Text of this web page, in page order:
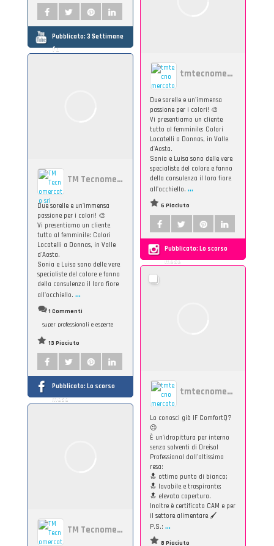
Pubblicato: 3 Settimane
fa
tmtecnomercato
Due sorelle e un'immensa
passione per i colori! 🎨
Vi presentiamo un cliente
tutto al femminile: Colori
Locatelli a Donnas, in Valle
d'Aosta.
Sonia e Luisa sono delle vere
specialiste del colore e fanno
della consulenza il loro fiore
all'occhiello. ...
6 Piaciuto
Pubblicato: Lo scorso
mese
TM Tecnomercato srl
Due sorelle e un'immensa
passione per i colori! 🎨
Vi presentiamo un cliente
tutto al femminile: Colori
Locatelli a Donnas, in Valle
d'Aosta.
Sonia e Luisa sono delle vere
specialiste del colore e fanno
della consulenza il loro fiore
all'occhiello. ...
1 Commenti
super professionali e esperte
13 Piaciuto
Pubblicato: Lo scorso
mese
tmtecnomercato
Lo conosci già IF ComfortQ?
😉
È un'idropittura per interno
senza solventi di Dreisol
Professional dall'altissima
resa:
🔝 ottimo punto di bianco;
🔝 lavabile e traspirante;
🔝 elevata copertura.
Inoltre è certificato CAM e per
il settore alimentare 🖌️
P.S.: ...
8 Piaciuto
TM Tecnomercato srl